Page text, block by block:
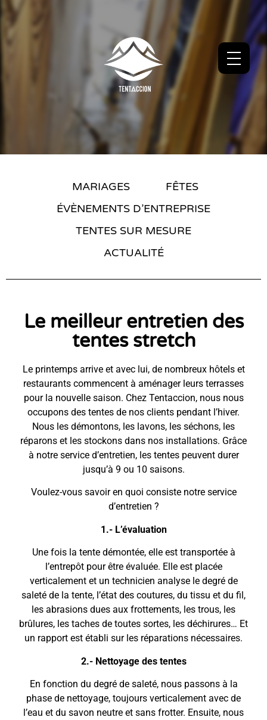
MARIAGES
FÊTES
ÉVÈNEMENTS D’ENTREPRISE
TENTES SUR MESURE
ACTUALITÉ
Le meilleur entretien des
tentes stretch
Le printemps arrive et avec lui, de nombreux hôtels et
restaurants commencent à aménager leurs terrasses
pour la nouvelle saison. Chez Tentaccion, nous nous
occupons des tentes de nos clients pendant l’hiver.
Nous les démontons, les lavons, les séchons, les
réparons et les stockons dans nos installations. Grâce
à notre service d’entretien, les tentes peuvent durer
jusqu’à 9 ou 10 saisons.
Voulez-vous savoir en quoi consiste notre service
d’entretien ?
1.- L’évaluation
Une fois la tente démontée, elle est transportée à
l’entrepôt pour être évaluée. Elle est placée
verticalement et un technicien analyse le degré de
saleté de la tente, l’état des coutures, du tissu et du fil,
les abrasions dues aux frottements, les trous, les
brûlures, les taches de toutes sortes, les déchirures… Et
un rapport est établi sur les réparations nécessaires.
2.- Nettoyage des tentes
En fonction du degré de saleté, nous passons à la
phase de nettoyage, toujours verticalement avec de
l’eau et du savon neutre et sans frotter. Ensuite, nous